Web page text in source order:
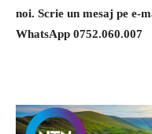
noi. Scrie un mesaj pe e-
WhatsApp 0752.060.007